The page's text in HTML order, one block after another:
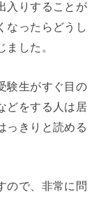
入りすることが
なったらどうし
した。
験生がすぐ目の
どをする人は居
っきりと読める
ので、非常に問